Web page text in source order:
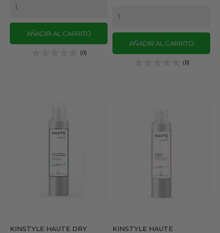
AÑADIR AL CARRITO
(0)
AÑADIR AL CARRITO
(0)
KINSTYLE HAUTE DRY
KINSTYLE HAUTE